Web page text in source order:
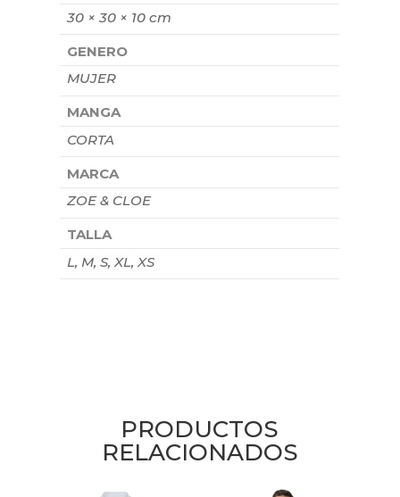
30 × 30 × 10 cm
GENERO
MUJER
MANGA
CORTA
MARCA
ZOE & CLOE
TALLA
L, M, S, XL, XS
PRODUCTOS
RELACIONADOS